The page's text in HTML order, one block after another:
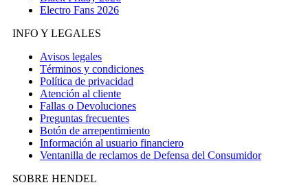
Electro Fans 2026
INFO Y LEGALES
Avisos legales
Términos y condiciones
Política de privacidad
Atención al cliente
Fallas o Devoluciones
Preguntas frecuentes
Botón de arrepentimiento
Información al usuario financiero
Ventanilla de reclamos de Defensa del Consumidor
SOBRE HENDEL